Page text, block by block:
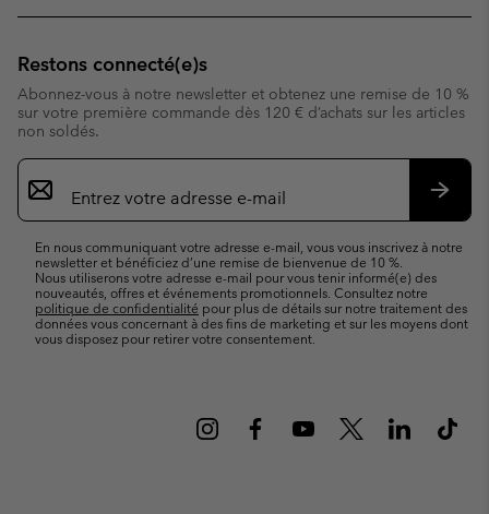
Restons connecté(e)s
Abonnez-vous à notre newsletter et obtenez une remise de 10 %
sur votre première commande dès 120 € d’achats sur les articles
non soldés.
Inscription
par
e-
En nous communiquant votre adresse e-mail, vous vous inscrivez à notre
newsletter et bénéficiez d’une remise de bienvenue de 10 %.
Nous utiliserons votre adresse e-mail pour vous tenir informé(e) des
nouveautés, offres et événements promotionnels. Consultez notre
politique de confidentialité pour plus de détails sur notre traitement des
données vous concernant à des fins de marketing et sur les moyens dont
vous disposez pour retirer votre consentement.